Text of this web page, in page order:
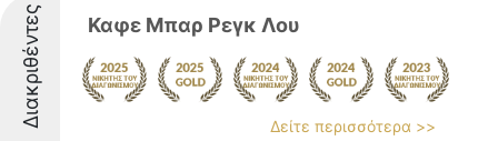
Διακριθέντες Καφε Μπαρ Ρεγκ Λου
Δείτε περισσότερα >>